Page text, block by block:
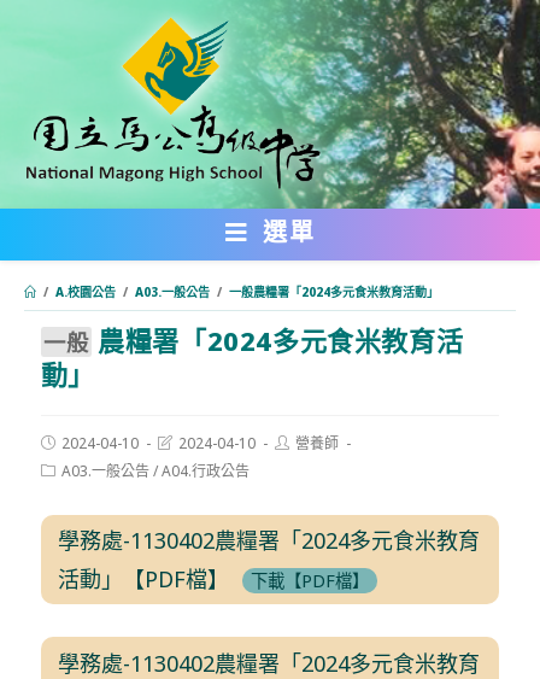
內
選單
/ A.校園公告 / A03.一般公告 / ⼀般農糧署「2024多元食米教育活動」
⼀般 農糧署「2024多元食米教育活
動」
Post
published:
2024-04-10
Post
modified:
2024-04-10
Post營養師
PostA03.一般公告/A04.行政公告
學務處-1130402農糧署「2024多元食米教育
活動」【PDF檔】
下載【PDF檔】
學務處-1130402農糧署「2024多元食米教育